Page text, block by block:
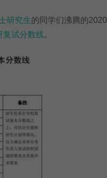
研究生的同学们沸腾的2020
复试分数线。